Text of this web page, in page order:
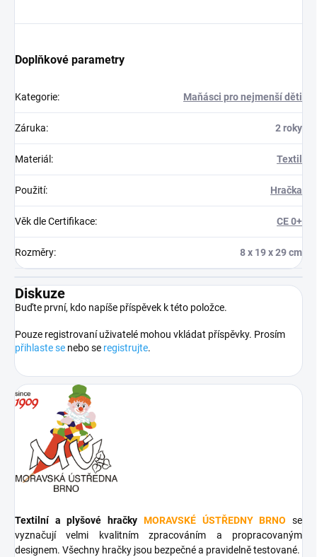
Doplňkové parametry
Kategorie: Maňásci pro nejmenší děti
Záruka: 2 roky
Materiál : Textil
Použití: Hračka
Věk dle Certifikace: CE 0+
Rozměry: 8 x 19 x 29 cm
Diskuze
Buďte první, kdo napíše příspěvek k této položce.
Pouze registrovaní uživatelé mohou vkládat příspěvky. Prosím
přihlaste se nebo se registrujte.
Textilní a plyšové hračky MORAVSKÉ ÚSTŘEDNY BRNO se
vyznačují velmi kvalitním zpracováním a propracovaným
designem. Všechny hračky jsou bezpečné a pravidelně testované.